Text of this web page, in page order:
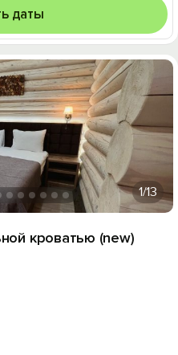
даты
1/13
кроватью (new)